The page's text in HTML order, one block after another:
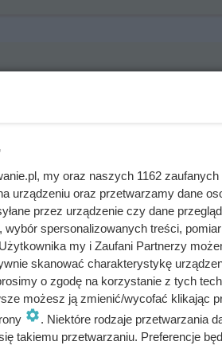
pizzy. Choć parę składników zostało
Przekleństwo polskiej seksbomby
kobieta musiała zrobić to chociaż raz
my oraz naszych 1162
urządzeniu oraz przetwarzamy dane
przez urządzenie czy dane
spersonalizowanych treści,
my i Zaufani Partnerzy
skanować charakterystykę
o zgodę na korzystanie z tych
możesz ją zmienić/wycofać klikając
. Niektóre rodzaje przetwarzania
takiemu przetwarzaniu. Preferencje